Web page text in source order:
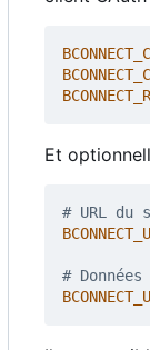
Et
# URL du
# Données